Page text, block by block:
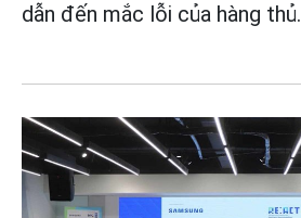
dẫn đến mắc lỗi của hàng thủ.